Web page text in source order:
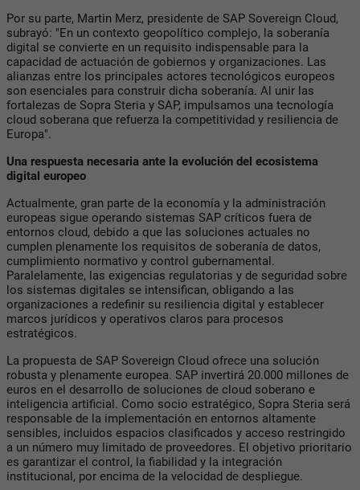
Por su parte, Martin Merz, presidente de SAP Sovereign Cloud,
subrayó: "En un contexto geopolítico complejo, la soberanía
digital se convierte en un requisito indispensable para la
capacidad de actuación de gobiernos y organizaciones. Las
alianzas entre los principales actores tecnológicos europeos
son esenciales para construir dicha soberanía. Al unir las
fortalezas de Sopra Steria y SAP, impulsamos una tecnología
cloud soberana que refuerza la competitividad y resiliencia de
Europa".
Una respuesta necesaria ante la evolución del ecosistema
digital europeo
Actualmente, gran parte de la economía y la administración
europeas sigue operando sistemas SAP críticos fuera de
entornos cloud, debido a que las soluciones actuales no
cumplen plenamente los requisitos de soberanía de datos,
cumplimiento normativo y control gubernamental.
Paralelamente, las exigencias regulatorias y de seguridad sobre
los sistemas digitales se intensifican, obligando a las
organizaciones a redefinir su resiliencia digital y establecer
marcos jurídicos y operativos claros para procesos
estratégicos.
La propuesta de SAP Sovereign Cloud ofrece una solución
robusta y plenamente europea. SAP invertirá 20.000 millones de
euros en el desarrollo de soluciones de cloud soberano e
inteligencia artificial. Como socio estratégico, Sopra Steria será
responsable de la implementación en entornos altamente
sensibles, incluidos espacios clasificados y acceso restringido
a un número muy limitado de proveedores. El objetivo prioritario
es garantizar el control, la fiabilidad y la integración
institucional, por encima de la velocidad de despliegue.